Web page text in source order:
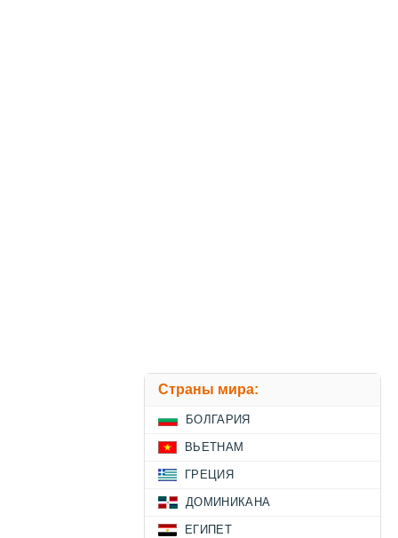
Страны мира:
БОЛГАРИЯ
ВЬЕТНАМ
ГРЕЦИЯ
ДОМИНИКАНА
ЕГИПЕТ